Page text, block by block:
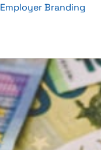
Employer Branding